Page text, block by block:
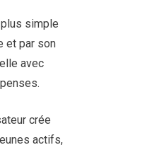
simple
et par son
avec
crée
actifs,